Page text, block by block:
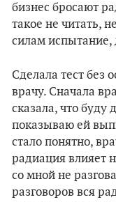
бизнес бросают
такое не читать,
силам испытание,
Сделала тест без
врачу. Сначала
сказала, что буду
показываю ей
стало понятно,
радиация влияет
со мной не
разговоров вся